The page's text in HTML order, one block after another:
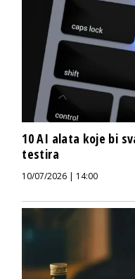
10 AI alata koje bi
testira
10/07/2026 | 14:00